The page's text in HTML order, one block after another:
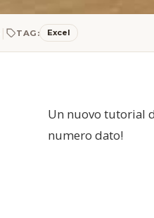
| TAG: Excel
Un nuovo tutorial
numero dato!